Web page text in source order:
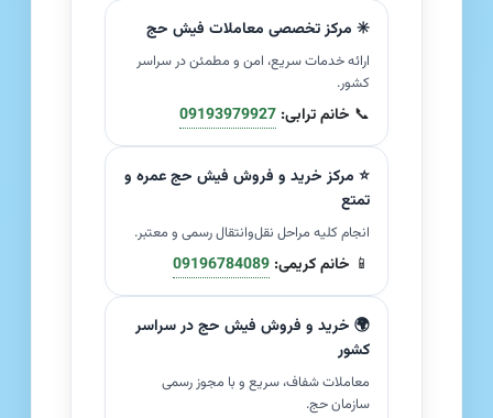
✳️ مرکز تخصصی معاملات فیش حج
ارائه خدمات سریع، امن و مطمئن در سراسر
کشور.
📞 خانم ترابی: 09193979927
⭐ مرکز خرید و فروش فیش حج عمره و
تمتع
انجام کلیه مراحل نقل‌وانتقال رسمی و معتبر.
📱 خانم کریمی: 09196784089
🌍 خرید و فروش فیش حج در سراسر
کشور
معاملات شفاف، سریع و با مجوز رسمی
سازمان حج.